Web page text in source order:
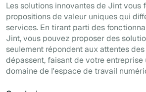
Les solutions innovantes de Jint vous
propositions de valeur uniques qui
services. En tirant parti des
Jint, vous pouvez proposer des
seulement répondent aux attentes
dépassent, faisant de votre entreprise
domaine de l'espace de travail